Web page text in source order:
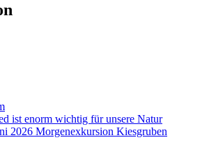
ist enorm wichtig für unsere Natur
2026 Morgenexkursion Kiesgruben